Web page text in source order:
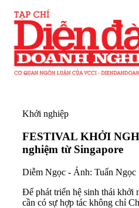
Khởi nghiệp
FESTIVAL KHỞI
nghiệm từ Singapore
Diễm Ngọc - Ảnh: Tuấn Ngọc
Để phát triển hệ sinh thái khởi
cần có sự hợp tác không chỉ